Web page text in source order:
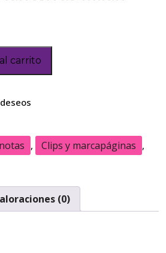
carrito
, Clips y marcapáginas ,
(0)